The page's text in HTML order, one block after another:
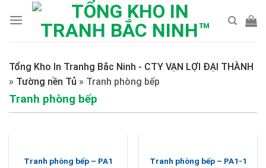
Tổng Kho In Tranhg Bắc Ninh - CTY VẠN LỢI ĐẠI THÀNH
» Tường nền Tủ » Tranh phòng bếp
Tranh phòng bếp
Tranh phòng bếp – PA1 Tranh phòng bếp – PA1-1